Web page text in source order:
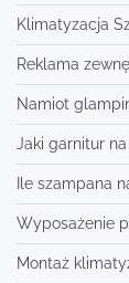
Klimatyzacja
Reklama
Namiot
Jaki garnitur
Ile szampana
Wyposażenie
Montaż